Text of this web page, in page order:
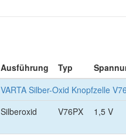
Ausführung Typ
VARTA Silber-Oxid Knopfzelle
Silberoxid
V76PX 1,5 V